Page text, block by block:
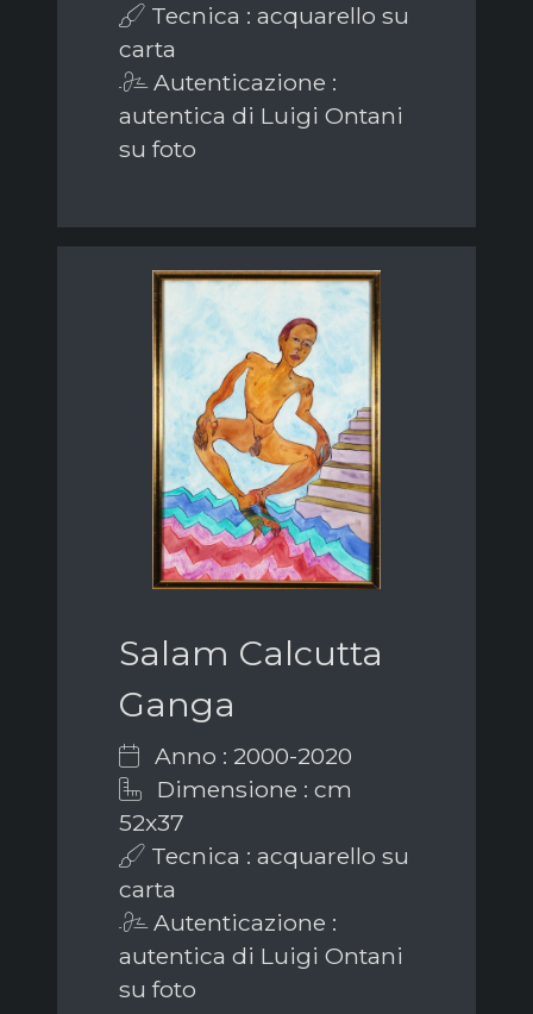
Tecnica : acquarello su
carta
Autenticazione :
autentica di Luigi Ontani
su foto
Salam Calcutta
Ganga
Anno : 2000-2020
Dimensione : cm
52x37
Tecnica : acquarello su
carta
Autenticazione :
autentica di Luigi Ontani
su foto